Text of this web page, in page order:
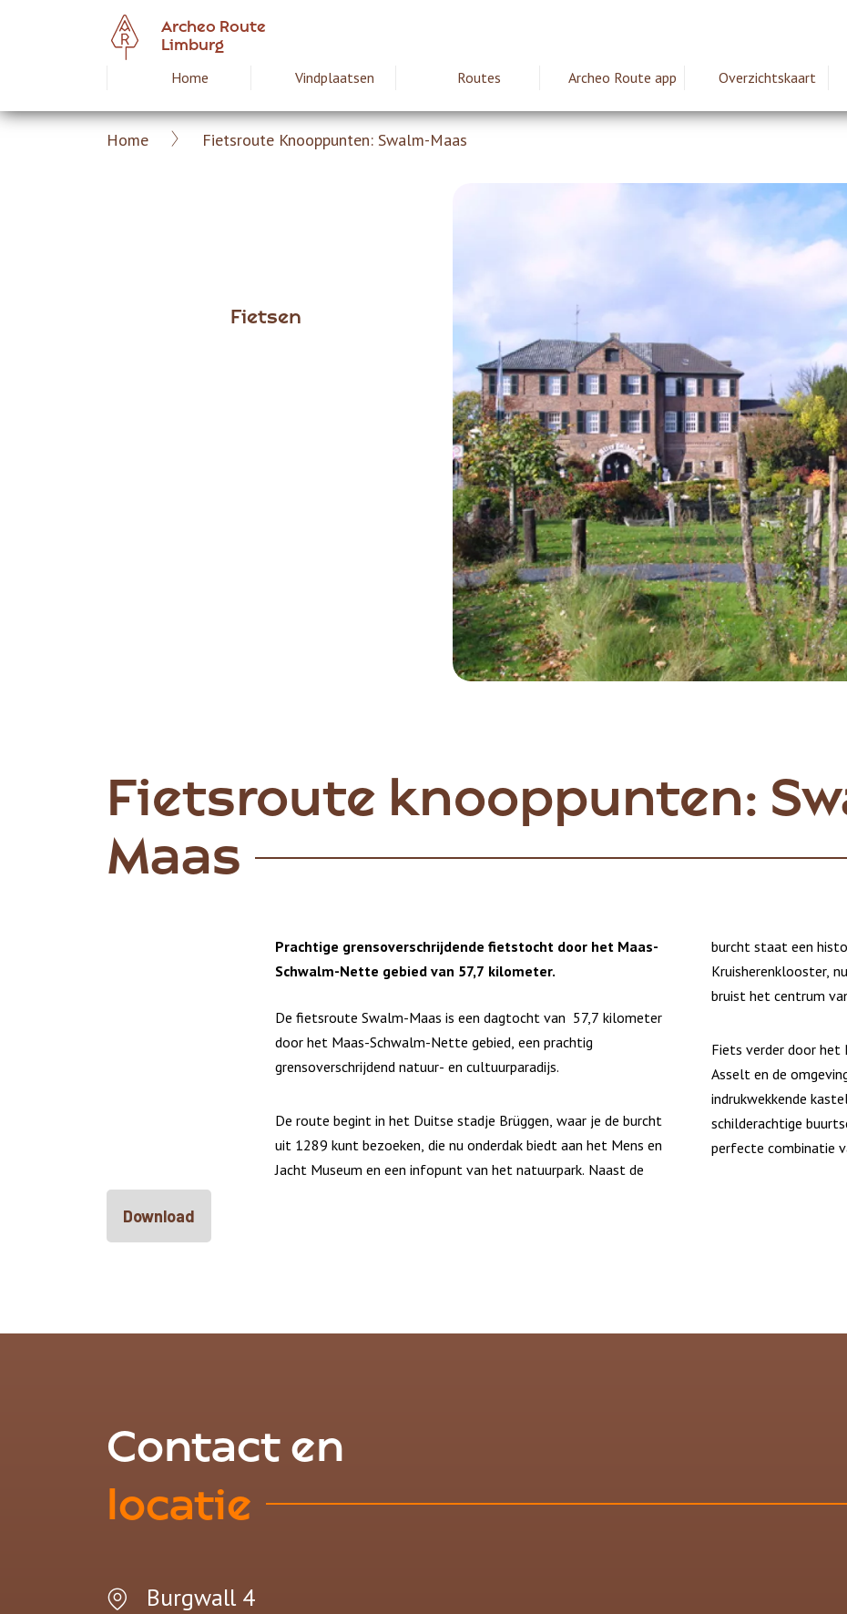
inhoud
Archeo Route
Limburg
Hoofdnavigatie
Archeoroute
Home Vindplaatsen Routes Archeo Route app Overzichtskaart
Kruimelpad
Home Fietsroute Knooppunten: Swalm-Maas
Fietsen
Fietsroute knooppunten:
Maas
Prachtige grensoverschrijdende fietstocht door het Maas-
Schwalm-Nette gebied van 57,7 kilometer.
De fietsroute Swalm-Maas is een dagtocht van 57,7 kilometer
door het Maas-Schwalm-Nette gebied, een prachtig
grensoverschrijdend natuur- en cultuurparadijs.
De route begint in het Duitse stadje Brüggen, waar je de burcht
uit 1289 kunt bezoeken, die nu onderdak biedt aan het Mens en
Jacht Museum en een infopunt van het natuurpark. Naast de
burcht staat een
Kruisherenklooster,
bruist het centrum
Fiets verder door het
Asselt en de
indrukwekkende
schilderachtige
perfecte combinatie
Download
Contact en
locatie
Burgwall 4